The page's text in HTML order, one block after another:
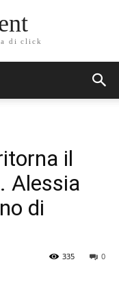
di click
il
Alessia
di
0
335